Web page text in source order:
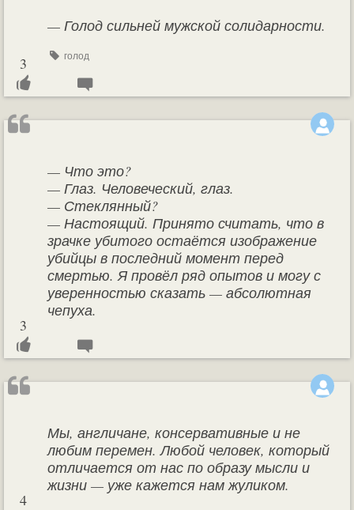
— Голод сильней мужской солидарности.
голод
3
— Что это?
— Глаз. Человеческий, глаз.
— Стеклянный?
— Настоящий. Принято считать, что в
зрачке убитого остаётся изображение
убийцы в последний момент перед
смертью. Я провёл ряд опытов и могу с
уверенностью сказать — абсолютная
чепуха.
3
Мы, англичане, консервативные и не
любим перемен. Любой человек, который
отличается от нас по образу мысли и
жизни — уже кажется нам жуликом.
4